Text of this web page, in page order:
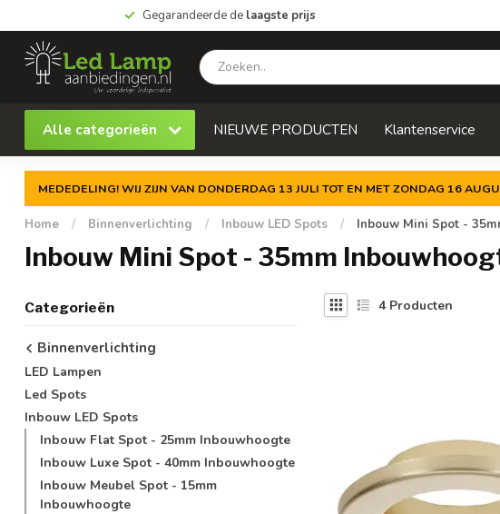
Gegarandeerde de laagste prijs
Alle categorieën NIEUWE PRODUCTEN Klantenservice
MEDEDELING! WIJ ZIJN VAN DONDERDAG 13 JULI TOT EN MET ZONDAG 16
Home / Binnenverlichting / Inbouw LED Spots / Inbouw Mini Spot -
Inbouw Mini Spot - 35mm
Categorieën
Binnenverlichting
LED Lampen
Led Spots
Inbouw LED Spots
Inbouw Flat Spot - 25mm Inbouwhoogte
Inbouw Luxe Spot - 40mm Inbouwhoogte
Inbouw Meubel Spot - 15mm
Inbouwhoogte
4Producten